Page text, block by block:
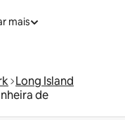
mais
Long Island
de